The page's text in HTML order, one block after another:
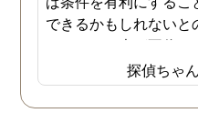
できるかもしれないと
とでした。夫が不倫を
いるのは確実なのです
私の証言だけでは効力
いようです。弁護士の
探偵ちゃ